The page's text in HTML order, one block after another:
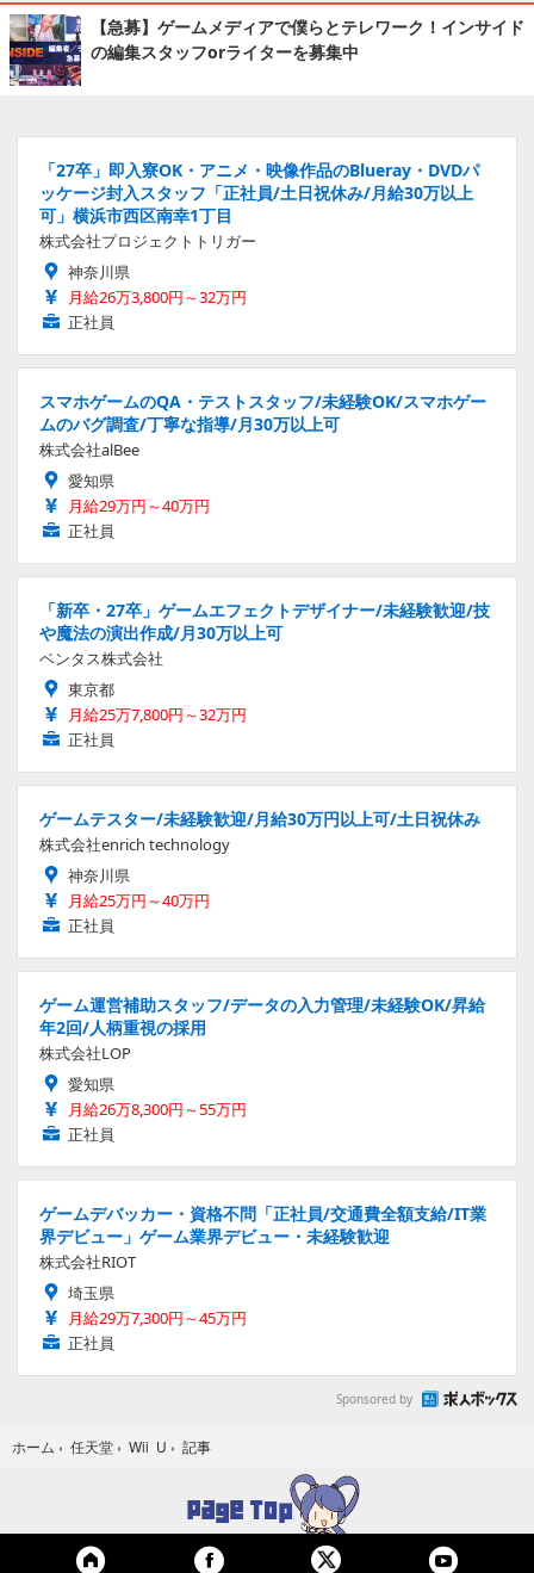
【急募】ゲームメディアで僕らとテレワーク！インサイド
の編集スタッフorライターを募集中
「27卒」即入寮OK・アニメ・映像作品のBlueray・DVDパ
ッケージ封入スタッフ「正社員/土日祝休み/月給30万以上
可」横浜市西区南幸1丁目
株式会社プロジェクトトリガー
神奈川県
月給26万3,800円～32万円
正社員
スマホゲームのQA・テストスタッフ/未経験OK/スマホゲー
ムのバグ調査/丁寧な指導/月30万以上可
株式会社alBee
愛知県
月給29万円～40万円
正社員
「新卒・27卒」ゲームエフェクトデザイナー/未経験歓迎/技
や魔法の演出作成/月30万以上可
ベンタス株式会社
東京都
月給25万7,800円～32万円
正社員
ゲームテスター/未経験歓迎/月給30万円以上可/土日祝休み
株式会社enrich technology
神奈川県
月給25万円～40万円
正社員
ゲーム運営補助スタッフ/データの入力管理/未経験OK/昇給
年2回/人柄重視の採用
株式会社LOP
愛知県
月給26万8,300円～55万円
正社員
ゲームデバッカー・資格不問「正社員/交通費全額支給/IT業
界デビュー」ゲーム業界デビュー・未経験歓迎
株式会社RIOT
埼玉県
月給29万7,300円～45万円
正社員
Sponsored by
ホーム › 任天堂 › Wii U › 記事